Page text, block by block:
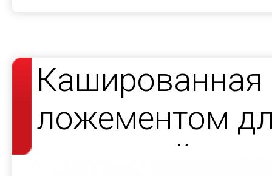
Кашированная
ложементом
носителей